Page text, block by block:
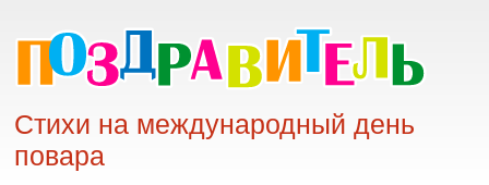
Стихи на международный день
повара